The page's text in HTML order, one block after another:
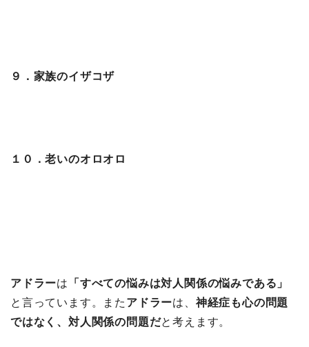
９．家族のイザコザ
１０．老いのオロオロ
アドラーは
「すべての悩みは対人関係の悩みである」
と言っています。また アドラーは、 神経症も心の問題
ではなく、対人関係の問題だと考えます。